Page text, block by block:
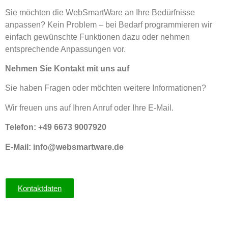
Sie möchten die WebSmartWare an Ihre Bedürfnisse
anpassen? Kein Problem – bei Bedarf programmieren wir
einfach gewünschte Funktionen dazu oder nehmen
entsprechende Anpassungen vor.
Nehmen Sie Kontakt mit uns auf
Sie haben Fragen oder möchten weitere Informationen?
Wir freuen uns auf Ihren Anruf oder Ihre E-Mail.
Telefon: +49 6673 9007920
E-Mail: info@websmartware.de
Kontaktdaten